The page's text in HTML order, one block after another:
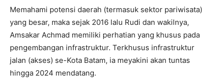
Memahami potensi daerah (termasuk sektor pariwisata)
yang besar, maka sejak 2016 lalu Rudi dan wakilnya,
Amsakar Achmad memiliki perhatian yang khusus pada
pengembangan infrastruktur. Terkhusus infrastruktur
jalan (akses) se-Kota Batam, ia meyakini akan tuntas
hingga 2024 mendatang.